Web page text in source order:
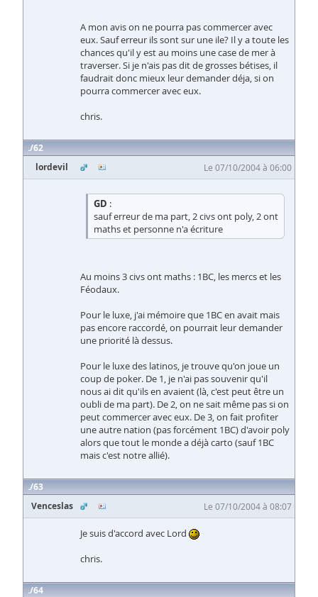
A mon avis on ne pourra pas commercer avec
eux. Sauf erreur ils sont sur une ile? Il y a toute les
chances qu'il y est au moins une case de mer à
traverser. Si je n'ais pas dit de grosses bétises, il
faudrait donc mieux leur demander déja, si on
pourra commercer avec eux.
chris.
62
lordevil
Le 07/10/2004 à 06:00
GD :
sauf erreur de ma part, 2 civs ont poly, 2 ont
maths et personne n'a écriture
Au moins 3 civs ont maths : 1BC, les mercs et les
Féodaux.
Pour le luxe, j'ai mémoire que 1BC en avait mais
pas encore raccordé, on pourrait leur demander
une priorité là dessus.
Pour le luxe des latinos, je trouve qu'on joue un
coup de poker. De 1, je n'ai pas souvenir qu'il
nous ai dit qu'ils en avaient (là, c'est peut être un
oubli de ma part). De 2, on ne sait même pas si on
peut commercer avec eux. De 3, on fait profiter
une autre nation (pas forcément 1BC) d'avoir poly
alors que tout le monde a déjà carto (sauf 1BC
mais c'est notre allié).
63
Venceslas
Le 07/10/2004 à 08:07
Je suis d'accord avec Lord
chris.
64